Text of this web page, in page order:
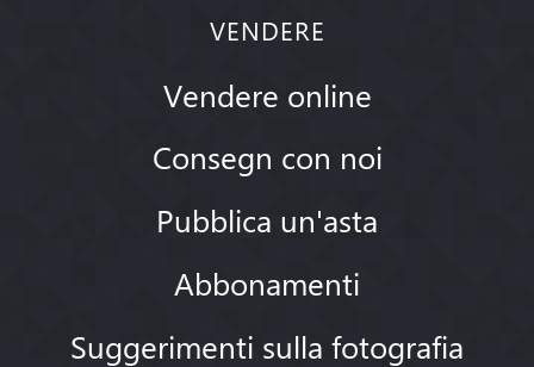
VENDERE
Vendere online
Consegn con noi
Pubblica un'asta
Abbonamenti
Suggerimenti sulla fotografia